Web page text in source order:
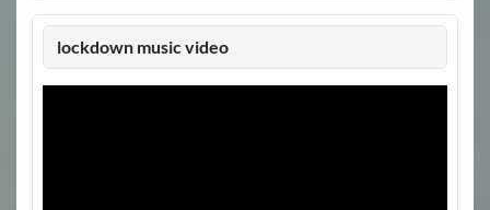
lockdown music video
Video-